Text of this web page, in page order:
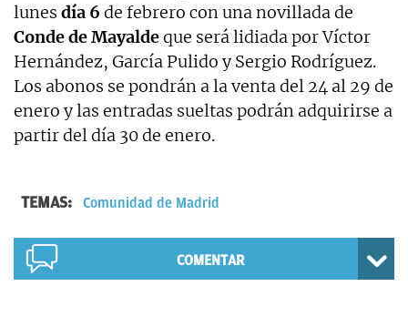
lunes día 6 de febrero con una novillada de
Conde de Mayaldeque será lidiada por Víctor
Hernández, García Pulido y Sergio Rodríguez.
Los abonos se pondrán a la venta del 24 al 29 de
enero y las entradas sueltas podrán adquirirse a
partir del día 30 de enero.
TEMAS: Comunidad de Madrid
COMENTAR